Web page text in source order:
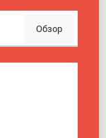
Обзор